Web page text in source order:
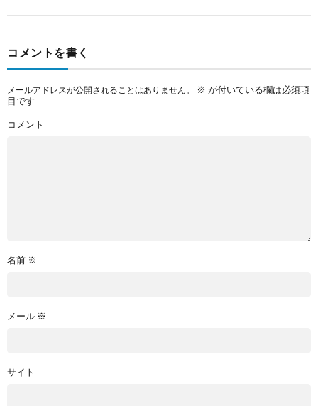
コメントを書く
メールアドレスが公開されることはありません。 ※ が付いている欄は必須項
目です
コメント
名前 ※
メール ※
サイト